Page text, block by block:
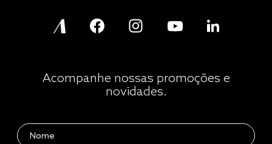
Acompanhe nossas promoções e
novidades.